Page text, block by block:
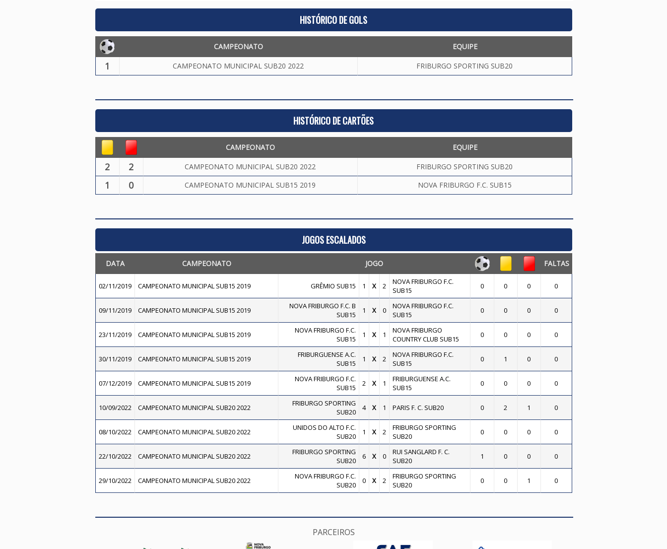
HISTÓRICO DE GOLS
CAMPEONATO EQUIPE
1 CAMPEONATO MUNICIPAL SUB20 2022 FRIBURGO SPORTING SUB20
HISTÓRICO DE CARTÕES
CAMPEONATO EQUIPE
2 2 CAMPEONATO MUNICIPAL SUB20 2022 FRIBURGO SPORTING SUB20
1 0 CAMPEONATO MUNICIPAL SUB15 2019 NOVA FRIBURGO F.C. SUB15
JOGOS ESCALADOS
DATA CAMPEONATO JOGO FALTAS
02/11/2019 CAMPEONATO MUNICIPAL SUB15 2019 GRÊMIO SUB15 1 X 2
NOVA FRIBURGO F.C.
SUB15
0 0 0 0
09/11/2019 CAMPEONATO MUNICIPAL SUB15 2019
NOVA FRIBURGO F.C. B
SUB15
1 X 0
NOVA FRIBURGO F.C.
SUB15
0 0 0 0
23/11/2019 CAMPEONATO MUNICIPAL SUB15 2019
NOVA FRIBURGO F.C.
SUB15
1 X 1
NOVA FRIBURGO
COUNTRY CLUB SUB15
0 0 0 0
30/11/2019 CAMPEONATO MUNICIPAL SUB15 2019
FRIBURGUENSE A.C.
SUB15
1 X 2
NOVA FRIBURGO F.C.
SUB15
0 1 0 0
07/12/2019 CAMPEONATO MUNICIPAL SUB15 2019
NOVA FRIBURGO F.C.
SUB15
2 X 1
FRIBURGUENSE A.C.
SUB15
0 0 0 0
10/09/2022 CAMPEONATO MUNICIPAL SUB20 2022
FRIBURGO SPORTING
SUB20
4 X 1 PARIS F. C. SUB20 0 2 1 0
08/10/2022 CAMPEONATO MUNICIPAL SUB20 2022
UNIDOS DO ALTO F.C.
SUB20
1 X 2
FRIBURGO SPORTING
SUB20
0 0 0 0
22/10/2022 CAMPEONATO MUNICIPAL SUB20 2022
FRIBURGO SPORTING
SUB20
6 X 0
RUI SANGLARD F. C.
SUB20
1 0 0 0
29/10/2022 CAMPEONATO MUNICIPAL SUB20 2022
NOVA FRIBURGO F.C.
SUB20
0 X 2
FRIBURGO SPORTING
SUB20
0 0 1 0
PARCEIROS